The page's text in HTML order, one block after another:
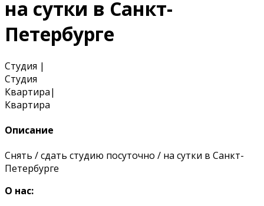
на сутки в Санкт-
Петербурге
Студия |
Студия
Квартира|
Квартира
Описание
Снять / сдать студию посуточно / на сутки в Санкт-
Петербурге
О нас: